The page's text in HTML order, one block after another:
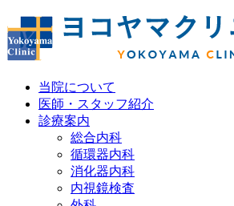
当院について
医師・スタッフ紹介
診療案内
総合内科
循環器内科
消化器内科
内視鏡検査